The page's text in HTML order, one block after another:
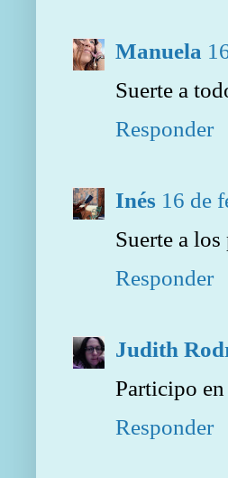
Manuela
Suerte a
Responder
Inés 16 de
Suerte a
Responder
Judith
Participo
Responder